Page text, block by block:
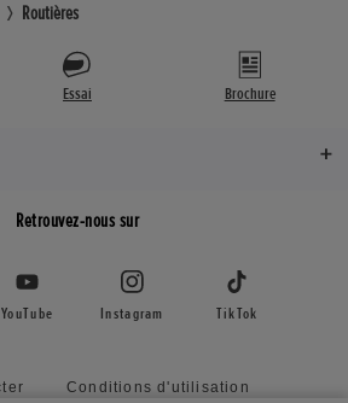
Routières
Essai Brochure
Retrouvez-nous sur
YouTube Instagram TikTok
Conditions d'utilisation